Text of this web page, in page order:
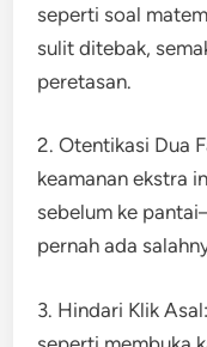
seperti soal
sulit ditebak,
peretasan.
2. Otentikasi Dua
keamanan ekstra
sebelum ke
pernah ada
3. Hindari Klik